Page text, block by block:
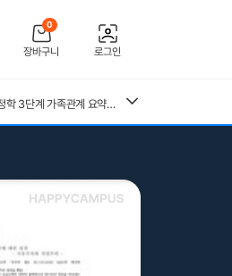
0
장바구니 로그인
26년 독학사 가정학 3단계 가족관계 요약본(24,25년 시험 복기내용 추가)